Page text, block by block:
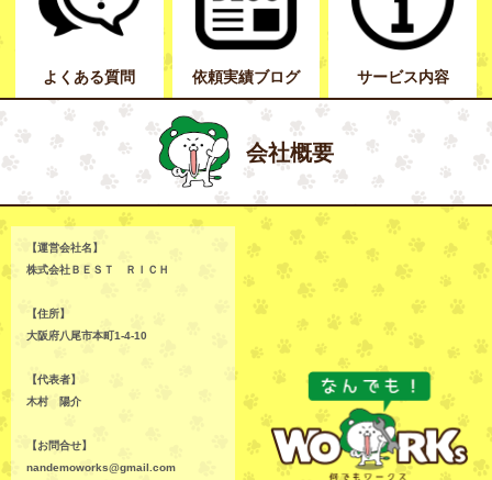
よくある質問 依頼実績ブログ サービス内容
会社概要
【運営会社名】
株式会社ＢＥＳＴ ＲＩＣＨ
【住所】
大阪府八尾市本町1-4-10
【代表者】
木村 陽介
【お問合せ】
nandemoworks@gmail.com